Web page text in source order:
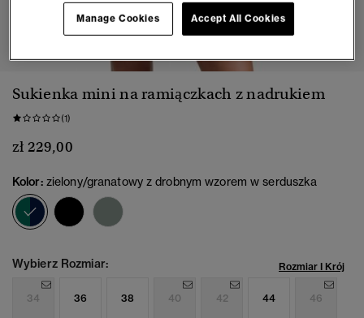
2 3 5 6 7
Sukienka mini na ramiączkach z nadrukiem
(1)
zł 229,00
Kolor: zielony/granatowy z drobnym wzorem w serduszka
wybrano
Wybierz Rozmiar: Rozmiar I Krój
34 36 38 40 42 44 46
Accept All Cookies
Manage Cookies